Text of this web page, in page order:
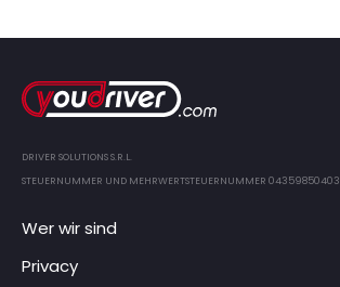
DRIVER SOLUTIONS S.R.L.
STEUERNUMMER UND MEHRWERTSTEUERNUMMER 04359850403
Wer wir sind
Privacy